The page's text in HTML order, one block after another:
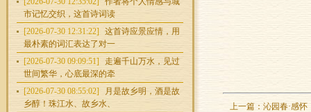
市记忆交织，这首诗词读
[2026-07-30 12:31:22]
这首诗应景应情，用
最朴素的词汇表达了对一
[2026-07-30 09:09:51]
走遍千山万水，见过
世间繁华，心底最深的牵
[2026-07-30 08:55:02]
月是故乡明，酒是故
乡醇！珠江水、故乡水、
上一篇： 沁园春·感怀